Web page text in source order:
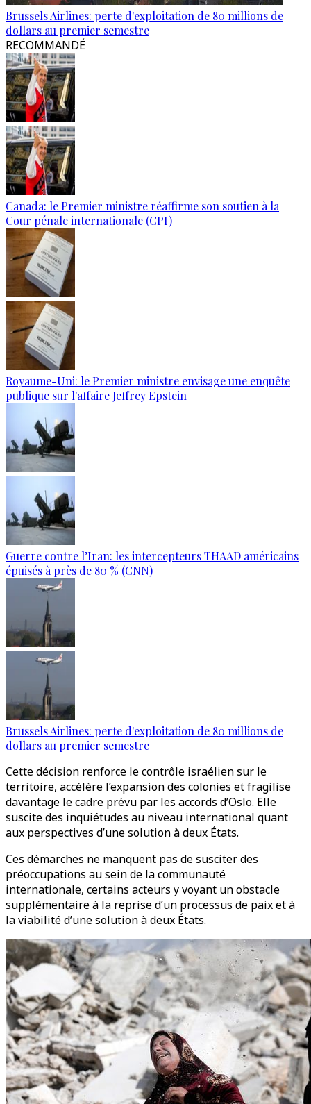
Brussels Airlines: perte d'exploitation de 80 millions de
dollars au premier semestre
RECOMMANDÉ
Canada: le Premier ministre réaffirme son soutien à la
Cour pénale internationale (CPI)
Royaume-Uni: le Premier ministre envisage une enquête
publique sur l'affaire Jeffrey Epstein
Guerre contre l’Iran: les intercepteurs THAAD américains
épuisés à près de 80 % (CNN)
Brussels Airlines: perte d'exploitation de 80 millions de
dollars au premier semestre
Cette décision renforce le contrôle israélien sur le
territoire, accélère l’expansion des colonies et fragilise
davantage le cadre prévu par les accords d’Oslo. Elle
suscite des inquiétudes au niveau international quant
aux perspectives d’une solution à deux États.
Ces démarches ne manquent pas de susciter des
préoccupations au sein de la communauté
internationale, certains acteurs y voyant un obstacle
supplémentaire à la reprise d’un processus de paix et à
la viabilité d’une solution à deux États.